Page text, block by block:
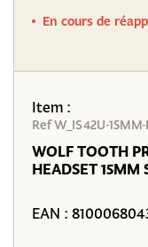
En cours de
Item :
Ref W_IS42U-15MM-
WOLF TOOTH
HEADSET 15MM
EAN :